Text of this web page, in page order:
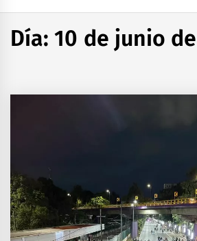
Día:10 de junio